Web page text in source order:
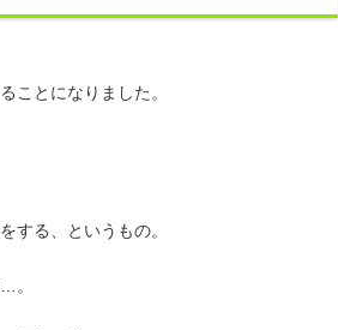
ことになりました。
する、というもの。
。